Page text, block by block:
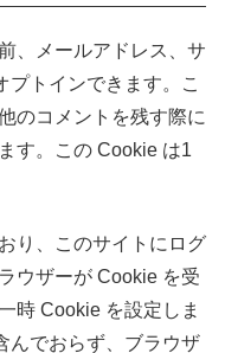
、メールアドレス、サ
プトインできます。こ
のコメントを残す際に
す。この Cookie は1
り、このサイトにログ
ウザーが Cookie を受
時 Cookie を設定しま
んでおらず、ブラウザ